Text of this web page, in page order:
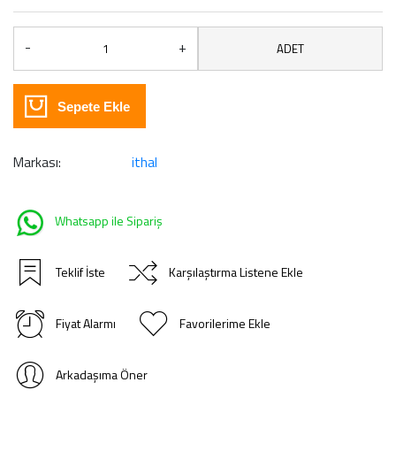
- + ADET
Sepete Ekle
Markası: ithal
Whatsapp ile Sipariş
Teklif İste Karşılaştırma Listene Ekle
Fiyat Alarmı Favorilerime Ekle
Arkadaşıma Öner